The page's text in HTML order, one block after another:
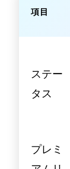
項目
ステー
タス
プレミ